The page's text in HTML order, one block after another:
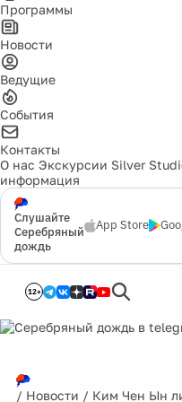
Программы
Новости
Ведущие
События
Контакты
О нас Экскурсии Silver
информация
Слушайте
Серебряный
дождь
App Store
12+
/ Новости / Ким Чен Ын